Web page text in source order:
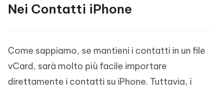
Nei Contatti iPhone
Come sappiamo, se mantieni i contatti in un file
vCard, sarà molto più facile importare
direttamente i contatti su iPhone. Tuttavia, i